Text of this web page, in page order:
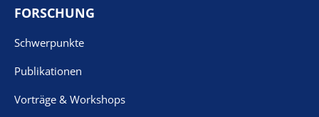
FORSCHUNG
Schwerpunkte
Publikationen
Vorträge & Workshops